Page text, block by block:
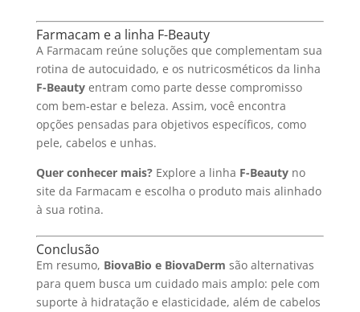
Farmacam e a linha F-Beauty
A Farmacam reúne soluções que complementam sua
rotina de autocuidado, e os nutricosméticos da linha
F-Beautyentram como parte desse compromisso
com bem-estar e beleza. Assim, você encontra
opções pensadas para objetivos específicos, como
pele, cabelos e unhas.
Quer conhecer mais?Explore a linha F-Beautyno
site da Farmacam e escolha o produto mais alinhado
à sua rotina.
Conclusão
Em resumo, BiovaBio e BiovaDerm são alternativas
para quem busca um cuidado mais amplo: pele com
suporte à hidratação e elasticidade, além de cabelos